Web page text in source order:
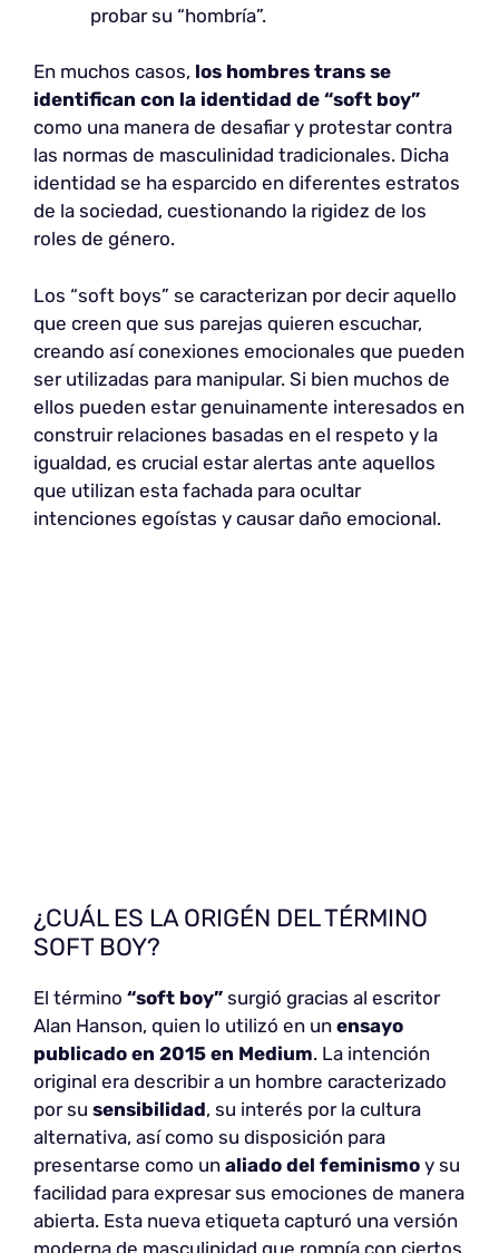
probar su “hombría”.
En muchos casos, los hombres trans se
identifican con la identidad de “soft boy”
como una manera de desafiar y protestar contra
las normas de masculinidad tradicionales. Dicha
identidad se ha esparcido en diferentes estratos
de la sociedad, cuestionando la rigidez de los
roles de género.
Los “soft boys” se caracterizan por decir aquello
que creen que sus parejas quieren escuchar,
creando así conexiones emocionales que pueden
ser utilizadas para manipular. Si bien muchos de
ellos pueden estar genuinamente interesados en
construir relaciones basadas en el respeto y la
igualdad, es crucial estar alertas ante aquellos
que utilizan esta fachada para ocultar
intenciones egoístas y causar daño emocional.
¿CUÁL ES LA ORIGÉN DEL TÉRMINO
SOFT BOY?
El término “soft boy” surgió gracias al escritor
Alan Hanson, quien lo utilizó en un ensayo
publicado en 2015 en Medium. La intención
original era describir a un hombre caracterizado
por su sensibilidad, su interés por la cultura
alternativa, así como su disposición para
presentarse como un aliado del feminismo y su
facilidad para expresar sus emociones de manera
abierta. Esta nueva etiqueta capturó una versión